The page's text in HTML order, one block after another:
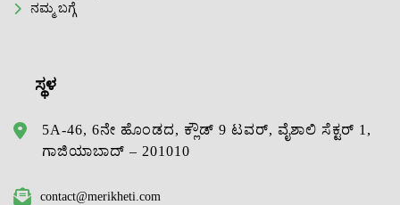
ನಮ್ಮ ಬಗ್ಗೆ
ಸ್ಥಳ
5A-46, 6ನೇ ಹೊಂಡದ, ಕ್ಲೌಡ್ 9 ಟವರ್, ವೈಶಾಲಿ ಸೆಕ್ಟರ್ 1,
ಗಾಜಿಯಾಬಾದ್ – 201010
contact@merikheti.com